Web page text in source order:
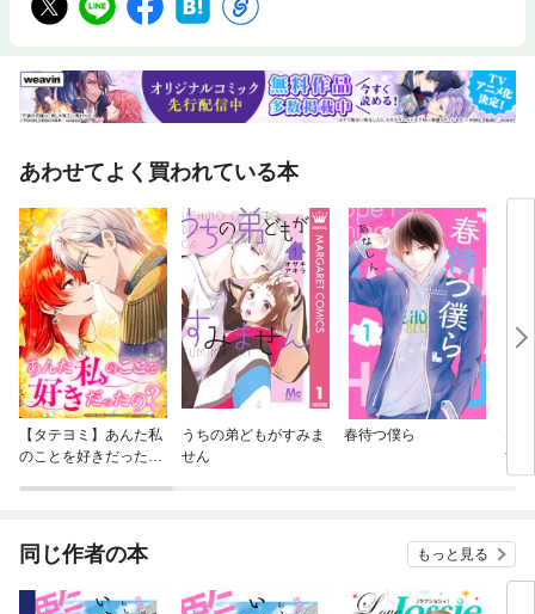
あわせてよく買われている本
【タテヨミ】あんた私
のことを好きだった
うちの弟どもがすみま
せん
春待つ僕ら
な
す
同じ作者の本 もっと見る